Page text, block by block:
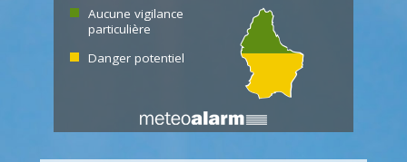
Aucune vigilance
particulière
Danger potentiel